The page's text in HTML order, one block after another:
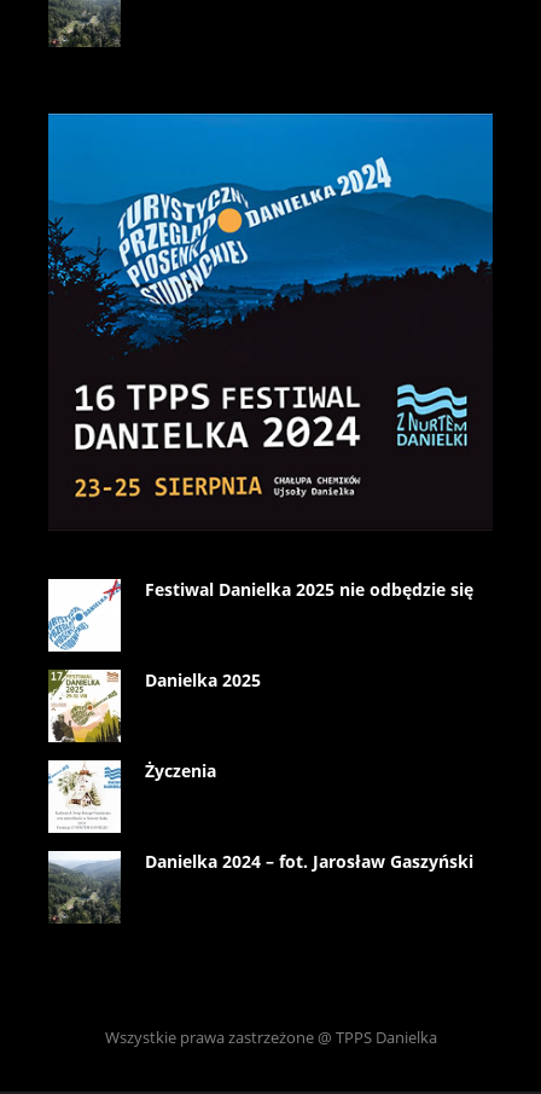
Festiwal Danielka 2025 nie odbędzie się
Danielka 2025
Życzenia
Danielka 2024 – fot. Jarosław Gaszyński
Wszystkie prawa zastrzeżone @ TPPS Danielka